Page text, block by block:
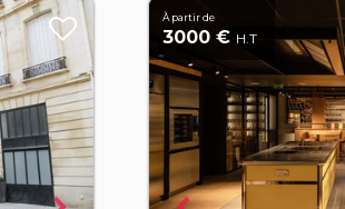
À partir de
3000 € H.T